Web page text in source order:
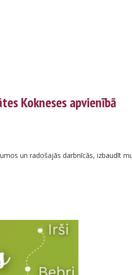
Kokneses apvienībā
un radošajās darbnīcās, izbaudīt